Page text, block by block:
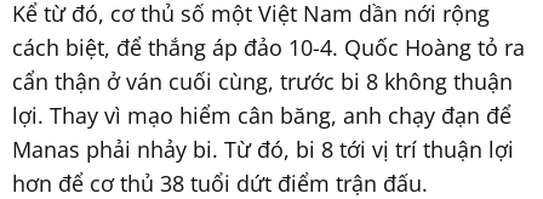
Kể từ đó, cơ thủ số một Việt Nam dần nới rộng
cách biệt, để thắng áp đảo 10-4. Quốc Hoàng tỏ ra
cẩn thận ở ván cuối cùng, trước bi 8 không thuận
lợi. Thay vì mạo hiểm cân băng, anh chạy đạn để
Manas phải nhảy bi. Từ đó, bi 8 tới vị trí thuận lợi
hơn để cơ thủ 38 tuổi dứt điểm trận đấu.